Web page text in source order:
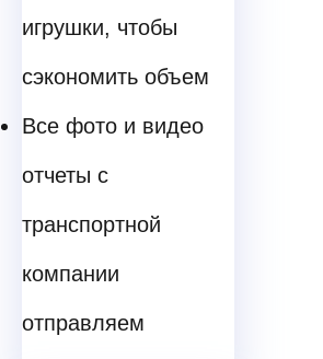
игрушки, чтобы
сэкономить объем
Все фото и видео
отчеты с
транспортной
компании
отправляем